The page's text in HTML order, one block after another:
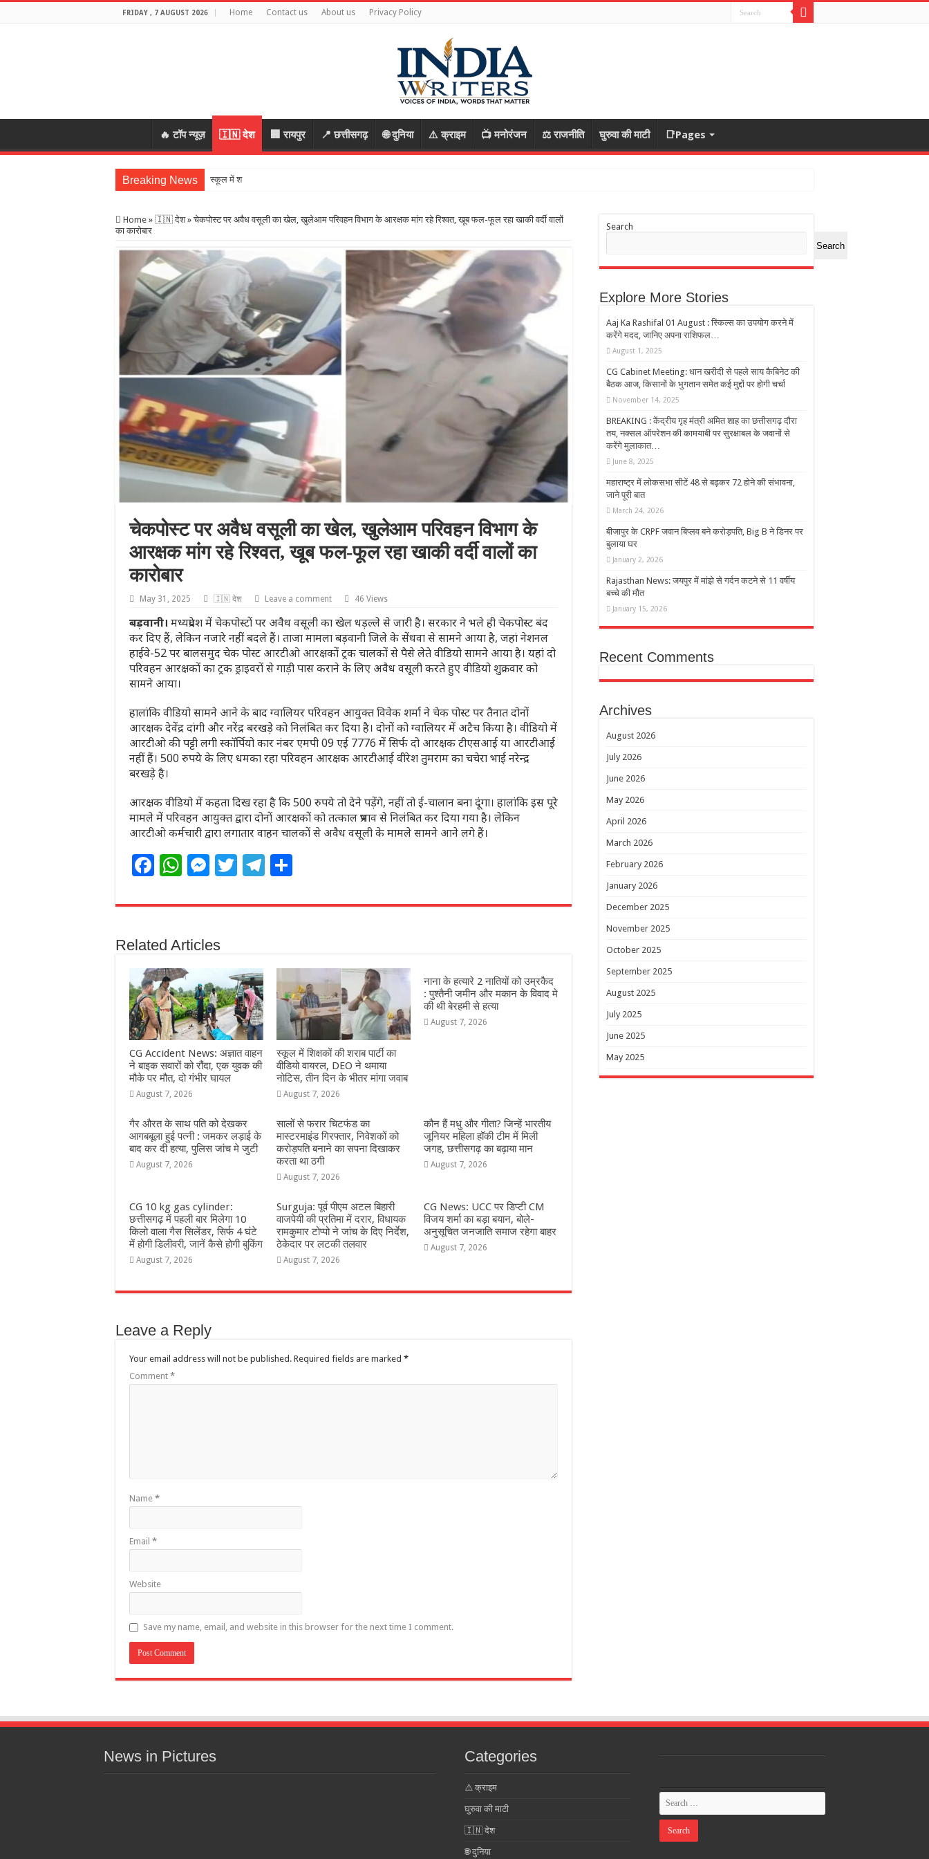
FRIDAY , 7 AUGUST 2026 Home Contact us About us Privacy Policy
🔥 टॉप न्यूज़ 🇮🇳 देश 🏢 रायपुर 📍 छत्तीसगढ़ 🌐 दुनिया ⚠️ क्राइम 📺 मनोरंजन ⚖️ राजनीति घुरुवा की माटी 📑Pages
Breaking News स्कूल में शिक्षकों की शराब पार्
Home » 🇮🇳 देश » चेकपोस्ट पर अवैध वसूली का खेल, खुलेआम परिवहन विभाग के आरक्षक मांग रहे रिश्वत, खूब फल-फूल रहा खाकी वर्दी वालों
का कारोबार
चेकपोस्ट पर अवैध वसूली का खेल, खुलेआम परिवहन विभाग के
आरक्षक मांग रहे रिश्वत, खूब फल-फूल रहा खाकी वर्दी वालों का
कारोबार
May 31, 2025 🇮🇳 देश Leave a comment 46 Views
बड़वानी। मध्यप्रदेश में चेकपोस्टों पर अवैध वसूली का खेल धड़ल्ले से जारी है। सरकार ने भले ही चेकपोस्ट बंद
कर दिए हैं, लेकिन नजारे नहीं बदले हैं। ताजा मामला बड़वानी जिले के सेंधवा से सामने आया है, जहां नेशनल
हाईवे-52 पर बालसमुद चेक पोस्ट आरटीओ आरक्षकों ट्रक चालकों से पैसे लेते वीडियो सामने आया है। यहां दो
परिवहन आरक्षकों का ट्रक ड्राइवरों से गाड़ी पास कराने के लिए अवैध वसूली करते हुए वीडियो शुक्रवार को
सामने आया।
हालांकि वीडियो सामने आने के बाद ग्वालियर परिवहन आयुक्त विवेक शर्मा ने चेक पोस्ट पर तैनात दोनों
आरक्षक देवेंद्र दांगी और नरेंद्र बरखड़े को निलंबित कर दिया है। दोनों को ग्वालियर में अटैच किया है। वीडियो में
आरटीओ की पट्टी लगी स्कॉर्पियो कार नंबर एमपी 09 एई 7776 में सिर्फ दो आरक्षक टीएसआई या आरटीआई
नहीं हैं। 500 रुपये के लिए धमका रहा परिवहन आरक्षक आरटीआई वीरेश तुमराम का चचेरा भाई नरेन्द्र
बरखड़े है।
आरक्षक वीडियो में कहता दिख रहा है कि 500 रुपये तो देने पड़ेंगे, नहीं तो ई-चालान बना दूंगा। हालांकि इस पूरे
मामले में परिवहन आयुक्त द्वारा दोनों आरक्षकों को तत्काल प्रभाव से निलंबित कर दिया गया है। लेकिन
आरटीओ कर्मचारी द्वारा लगातार वाहन चालकों से अवैध वसूली के मामले सामने आने लगे हैं।
F
c
e
b
o
o
k
W
at
s
A
p
p
M
ss
n
g
e
r
T
itt
T
e
m
ar
Related Articles
CG Accident News: अज्ञात वाहन
ने बाइक सवारों को रौंदा, एक युवक की
मौके पर मौत, दो गंभीर घायल
August 7, 2026
स्कूल में शिक्षकों की शराब पार्टी का
वीडियो वायरल, DEO ने थमाया
नोटिस, तीन दिन के भीतर मांगा जवाब
August 7, 2026
नाना के हत्यारे 2 नातियों को उम्रकैद
: पुश्तैनी जमीन और मकान के विवाद मे
की थी बेरहमी से हत्या
August 7, 2026
गैर औरत के साथ पति को देखकर
आगबबूला हुई पत्नी : जमकर लड़ाई के
बाद कर दी हत्या, पुलिस जांच मे जुटी
August 7, 2026
सालों से फरार चिटफंड का
मास्टरमाइंड गिरफ्तार, निवेशकों को
करोड़पति बनाने का सपना दिखाकर
करता था ठगी
August 7, 2026
कौन हैं मधु और गीता? जिन्हें भारतीय
जूनियर महिला हॉकी टीम में मिली
जगह, छत्तीसगढ़ का बढ़ाया मान
August 7, 2026
CG 10 kg gas cylinder:
छत्तीसगढ़ में पहली बार मिलेगा 10
किलो वाला गैस सिलेंडर, सिर्फ 4 घंटे
में होगी डिलीवरी, जानें कैसे होगी बुकिंग
August 7, 2026
Surguja: पूर्व पीएम अटल बिहारी
वाजपेयी की प्रतिमा में दरार, विधायक
रामकुमार टोप्पो ने जांच के दिए निर्देश,
ठेकेदार पर लटकी तलवार
August 7, 2026
CG News: UCC पर डिप्टी CM
विजय शर्मा का बड़ा बयान, बोले-
अनुसूचित जनजाति समाज रहेगा बाहर
August 7, 2026
Leave a Reply
Your email address will not be published. Required fields are marked *
Comment *
Name *
Email *
Website
Save my name, email, and website in this browser for the next time I comment.
Search
Search
Explore More Stories
Aaj Ka Rashifal 01 August : स्किल्स का उपयोग करने में
करेंगे मदद, जानिए अपना राशिफल…
August 1, 2025
CG Cabinet Meeting: धान खरीदी से पहले साय कैबिनेट की
बैठक आज, किसानों के भुगतान समेत कई मुद्दों पर होगी चर्चा
November 14, 2025
BREAKING : केंद्रीय गृह मंत्री अमित शाह का छत्तीसगढ़ दौरा
तय, नक्सल ऑपरेशन की कामयाबी पर सुरक्षाबल के जवानों से
करेंगे मुलाकात…
June 8, 2025
महाराष्ट्र में लोकसभा सीटें 48 से बढ़कर 72 होने की संभावना,
जाने पूरी बात
March 24, 2026
बीजापुर के CRPF जवान बिप्लव बने करोड़पति, Big B ने डिनर पर
बुलाया घर
January 2, 2026
Rajasthan News: जयपुर में मांझे से गर्दन कटने से 11 वर्षीय
बच्चे की मौत
January 15, 2026
Recent Comments
Archives
August 2026
July 2026
June 2026
May 2026
April 2026
March 2026
February 2026
January 2026
December 2025
November 2025
October 2025
September 2025
August 2025
July 2025
June 2025
May 2025
News in Pictures Categories
⚠️ क्राइम
घुरुवा की माटी
🇮🇳 देश
🌐 दुनिया